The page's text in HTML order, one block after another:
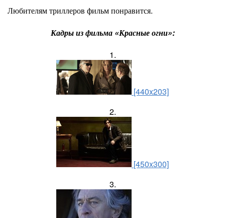
Любителям триллеров фильм понравится.
Кадры из фильма «Красные огни»:
1.
[440x203]
2.
[450x300]
3.